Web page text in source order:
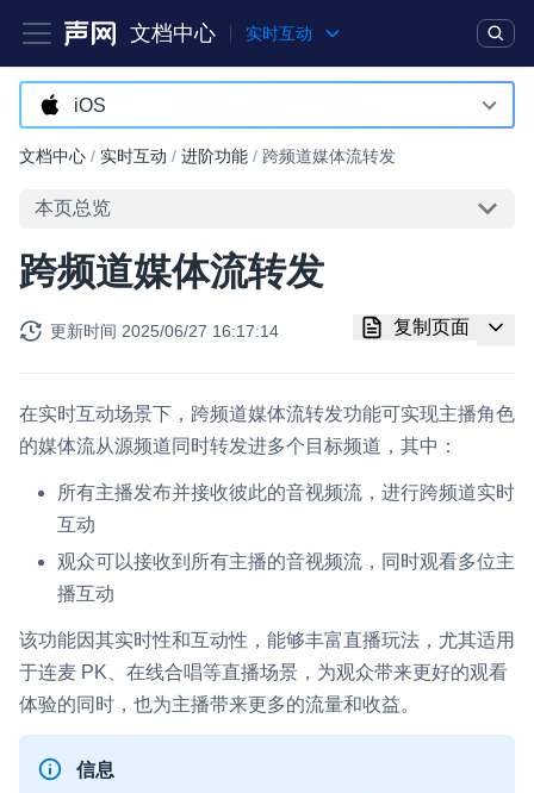
文档中心 实时互动
产品
突破传统文字交互模式，与 AI 进行高拟真、自然流畅的实时语
音对话
扩展性和更优秀的互动效果
实时消息
一整套低延时、高并发、可扩展、高可靠的实时消息及状态同步
解决方案
即时通讯 IM NEW
一整套高可靠、低时延、高并发、安全、全球化的即时聊天云服
融合 CDN 直播
对接国内外多家 CDN 供应商，提供一个整体播放体验最佳的
媒体流加速
iOS
Android
iOS
macOS
Web
Windows
小程序
Electron
Unity
Flutter
React Native
Unreal (C++)
React
文档中心 / 实时互动 / 进阶功能 / 跨频道媒体流转发
本页总览
跨频道媒体流转发
更新时间 2025/06/27 16:17:14 复制页面
在实时互动场景下，跨频道媒体流转发功能可实现主播角色
的媒体流从源频道同时转发进多个目标频道，其中：
所有主播发布并接收彼此的音视频流，进行跨频道实时
互动
观众可以接收到所有主播的音视频流，同时观看多位主
播互动
该功能因其实时性和互动性，能够丰富直播玩法，尤其适用
于连麦 PK、在线合唱等直播场景，为观众带来更好的观看
体验的同时，也为主播带来更多的流量和收益。
信息